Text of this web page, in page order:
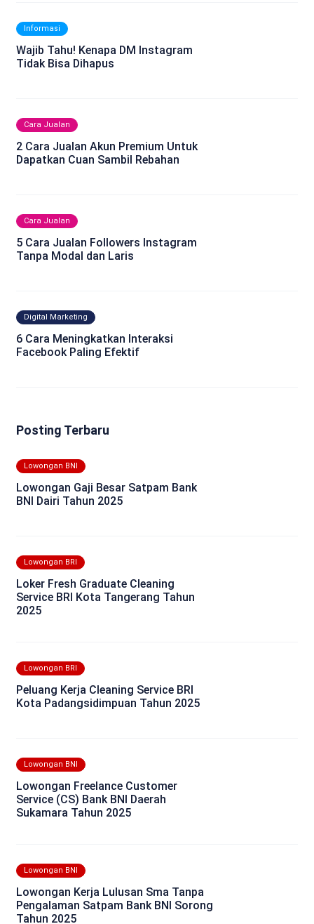
Informasi
Wajib Tahu! Kenapa DM Instagram
Tidak Bisa Dihapus
Cara Jualan
2 Cara Jualan Akun Premium Untuk
Dapatkan Cuan Sambil Rebahan
Cara Jualan
5 Cara Jualan Followers Instagram
Tanpa Modal dan Laris
Digital Marketing
6 Cara Meningkatkan Interaksi
Facebook Paling Efektif
Posting Terbaru
Lowongan BNI
Lowongan Gaji Besar Satpam Bank
BNI Dairi Tahun 2025
Lowongan BRI
Loker Fresh Graduate Cleaning
Service BRI Kota Tangerang Tahun
2025
Lowongan BRI
Peluang Kerja Cleaning Service BRI
Kota Padangsidimpuan Tahun 2025
Lowongan BNI
Lowongan Freelance Customer
Service (CS) Bank BNI Daerah
Sukamara Tahun 2025
Lowongan BNI
Lowongan Kerja Lulusan Sma Tanpa
Pengalaman Satpam Bank BNI Sorong
Tahun 2025